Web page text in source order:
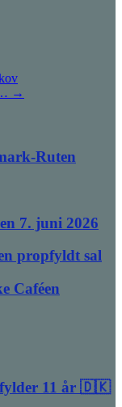
→
Ruten
7. juni 2026
propfyldt sal
Caféen
11 år 🇩🇰